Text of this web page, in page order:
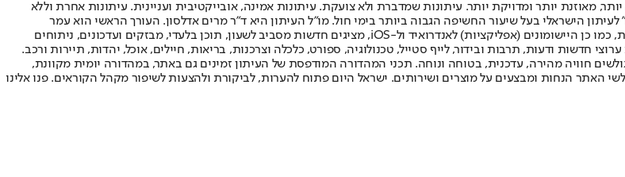
מאוזנת יותר ומדויקת יותר. עיתונות שמדברת ולא צועקת. עיתונות אמינה, אובייקטיבית ועניינית. עיתונות אחרת וללא
פורסמה ב-30 ביולי 2007, וב-2010 הפך "ישראל היום" לעיתון הישראלי בעל שיעור החשיפה הגבוה ביותר בימי חול. מו"ל העיתון היא ד"ר מרים אדלסון. העורך הראשי הוא עמר
לחמנוביץ, והעורך המייסד הוא עמוס רגב. אתרי האינטרנט של "ישראל היום" בעברית ובאנגלית, כמו כן היישומונים (אפליקציות) לאנדרואיד ול-iOS, מציגים חדשות מסביב לשעון, תוכן בלעדי, מבזקים ועדכונים, ניתוחים
חדשות ודעות, תרבות ובידור, לייף סטייל, טכנולוגיה, ספורט, כלכלה וצרכנות, בריאות, חיילים, אוכל, יהדות, תיירות ורכב.
חוויה מהירה, עדכנית, בטוחה ונוחה. תכני המהדורה המודפסת של העיתון זמינים גם באתר, במהדורה יומית מקוונת,
האתר הנחות ומבצעים על מוצרים ושירותים. ישראל היום פתוח להערות, לביקורת ולהצעות לשיפור מקהל הקוראים. פנו אלינו